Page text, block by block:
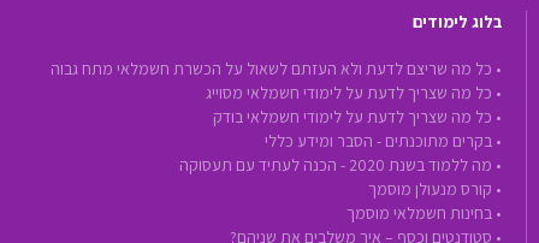
בלוג לימודים
• כל מה שריצם לדעת ולא העזתם לשאול על הכשרת חשמלאי מתח גבוה
• כל מה שצריך לדעת על לימודי חשמלאי מסוייג
• כל מה שצריך לדעת על לימודי חשמלאי בודק
• בקרים מתוכנתים - הסבר ומידע כללי
• מה ללמוד בשנת 2020 - הכנה לעתיד עם תעסוקה
• קורס מנעולן מוסמך
• בחינות חשמלאי מוסמך
• סטודנטים וכסף – איך משלבים את שניהם?